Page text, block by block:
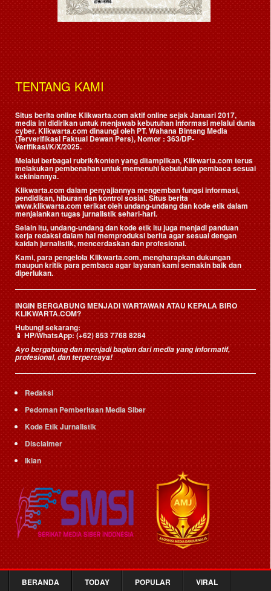
TENTANG KAMI
Situs berita online Klikwarta.com aktif online sejak Januari 2017,
media ini didirikan untuk menjawab kebutuhan informasi melalui dunia
cyber. Klikwarta.com dinaungi oleh PT. Wahana Bintang Media
(Terverifikasi Faktual Dewan Pers), Nomor : 363/DP-
Verifikasi/K/X/2025.
Melalui berbagai rubrik/konten yang ditampilkan, Klikwarta.com terus
melakukan pembenahan untuk memenuhi kebutuhan pembaca sesuai
kekiniannya.
Klikwarta.com dalam penyajiannya mengemban fungsi informasi,
pendidikan, hiburan dan kontrol sosial. Situs berita
www.klikwarta.com terikat oleh undang-undang dan kode etik dalam
menjalankan tugas jurnalistik sehari-hari.
Selain itu, undang-undang dan kode etik itu juga menjadi panduan
kerja redaksi dalam hal memproduksi berita agar sesuai dengan
kaidah jurnalistik, mencerdaskan dan profesional.
Kami, para pengelola Klikwarta.com, mengharapkan dukungan
maupun kritik para pembaca agar layanan kami semakin baik dan
diperlukan.
INGIN BERGABUNG MENJADI WARTAWAN ATAU KEPALA BIRO
KLIKWARTA.COM?
Hubungi sekarang:
📱HP/WhatsApp:(+62) 853 7768 8284
Ayo bergabung dan menjadi bagian dari media yang informatif,
profesional, dan terpercaya!
Redaksi
Pedoman Pemberitaan Media Siber
Kode Etik Jurnalistik
Disclaimer
Iklan
BERANDA TODAY POPULAR VIRAL